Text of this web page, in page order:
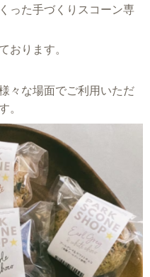
った手づくりスコーン専
おります。
々な場面でご利用いただ
。